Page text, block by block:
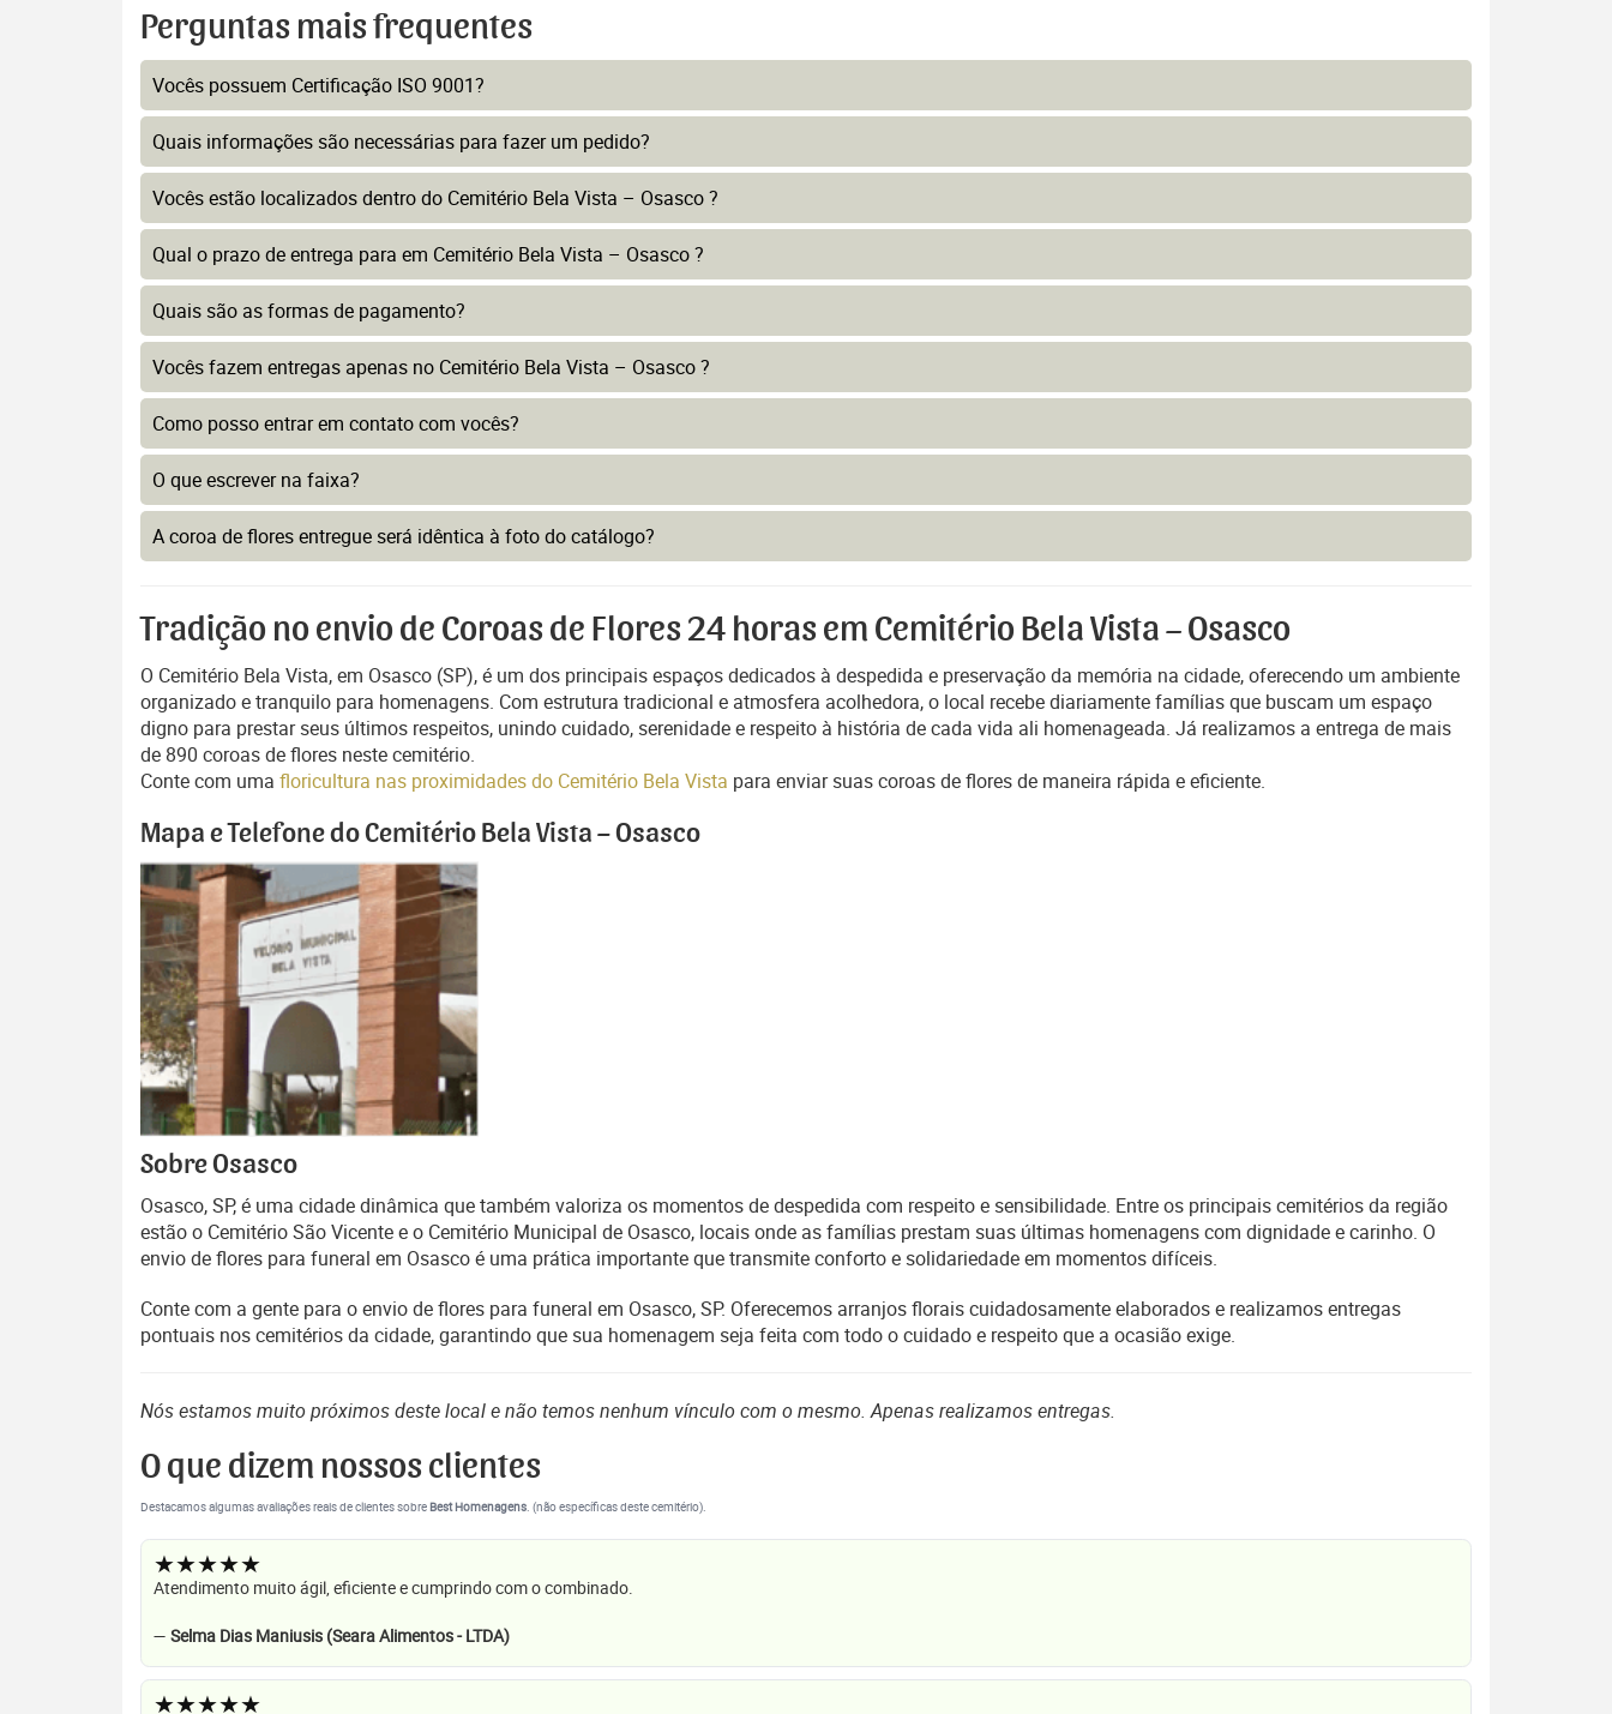
Perguntas mais frequentes
Vocês possuem Certificação ISO 9001?
Quais informações são necessárias para fazer um pedido?
Vocês estão localizados dentro do Cemitério Bela Vista – Osasco ?
Qual o prazo de entrega para em Cemitério Bela Vista – Osasco ?
Quais são as formas de pagamento?
Vocês fazem entregas apenas no Cemitério Bela Vista – Osasco ?
Como posso entrar em contato com vocês?
O que escrever na faixa?
A coroa de flores entregue será idêntica à foto do catálogo?
Tradição no envio de Coroas de Flores 24 horas em Cemitério Bela Vista – Osasco
O Cemitério Bela Vista, em Osasco (SP), é um dos principais espaços dedicados à despedida e preservação da memória na cidade, oferecendo um ambiente
organizado e tranquilo para homenagens. Com estrutura tradicional e atmosfera acolhedora, o local recebe diariamente famílias que buscam um espaço
digno para prestar seus últimos respeitos, unindo cuidado, serenidade e respeito à história de cada vida ali homenageada. Já realizamos a entrega de mais
de 890 coroas de flores neste cemitério.
Conte com uma floricultura nas proximidades do Cemitério Bela Vista para enviar suas coroas de flores de maneira rápida e eficiente.
Mapa e Telefone do Cemitério Bela Vista – Osasco
Sobre Osasco
Osasco, SP, é uma cidade dinâmica que também valoriza os momentos de despedida com respeito e sensibilidade. Entre os principais cemitérios da região
estão o Cemitério São Vicente e o Cemitério Municipal de Osasco, locais onde as famílias prestam suas últimas homenagens com dignidade e carinho. O
envio de flores para funeral em Osasco é uma prática importante que transmite conforto e solidariedade em momentos difíceis.
Conte com a gente para o envio de flores para funeral em Osasco, SP. Oferecemos arranjos florais cuidadosamente elaborados e realizamos entregas
pontuais nos cemitérios da cidade, garantindo que sua homenagem seja feita com todo o cuidado e respeito que a ocasião exige.
Nós estamos muito próximos deste local e não temos nenhum vínculo com o mesmo. Apenas realizamos entregas.
O que dizem nossos clientes
Destacamos algumas avaliações reais de clientes sobreBest Homenagens. (não específicas deste cemitério).
★★★★★
Atendimento muito ágil, eficiente e cumprindo com o combinado.
— Selma Dias Maniusis (Seara Alimentos - LTDA)
★★★★★